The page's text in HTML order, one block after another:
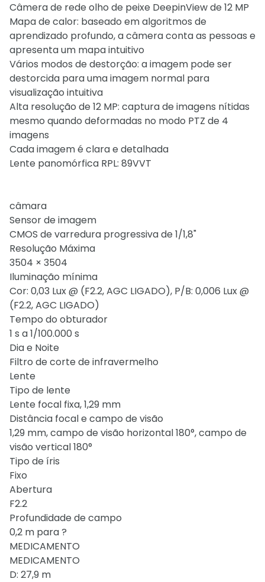
Câmera de rede olho de peixe DeepinView de 12 MP
Mapa de calor: baseado em algoritmos de
aprendizado profundo, a câmera conta as pessoas e
apresenta um mapa intuitivo
Vários modos de destorção: a imagem pode ser
destorcida para uma imagem normal para
visualização intuitiva
Alta resolução de 12 MP: captura de imagens nítidas
mesmo quando deformadas no modo PTZ de 4
imagens
Cada imagem é clara e detalhada
Lente panomórfica RPL: 89VVT
câmara
Sensor de imagem
CMOS de varredura progressiva de 1/1,8"
Resolução Máxima
3504 × 3504
Iluminação mínima
Cor: 0,03 Lux @ (F2.2, AGC LIGADO), P/B: 0,006 Lux @
(F2.2, AGC LIGADO)
Tempo do obturador
1 s a 1/100.000 s
Dia e Noite
Filtro de corte de infravermelho
Lente
Tipo de lente
Lente focal fixa, 1,29 mm
Distância focal e campo de visão
1,29 mm, campo de visão horizontal 180°, campo de
visão vertical 180°
Tipo de íris
Fixo
Abertura
F2.2
Profundidade de campo
0,2 m para ?
MEDICAMENTO
MEDICAMENTO
D: 27,9 m